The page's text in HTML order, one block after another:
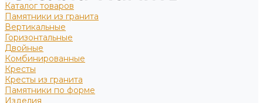
Каталог товаров
Памятники из гранита
Вертикальные
Горизонтальные
Двойные
Комбинированные
Кресты
Кресты из гранита
Памятники по форме
Изделия